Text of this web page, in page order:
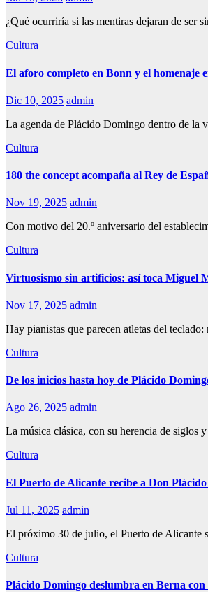
¿Qué ocurriría si las mentiras dejaran de ser
Cultura
El aforo completo en Bonn y el homenaje
Dic 10, 2025 admin
La agenda de Plácido Domingo dentro de la
Cultura
180 the concept acompaña al Rey de
Nov 19, 2025 admin
Con motivo del 20.º aniversario del
Cultura
Virtuosismo sin artificios: así toca Miguel
Nov 17, 2025 admin
Hay pianistas que parecen atletas del
Cultura
De los inicios hasta hoy de Plácido
Ago 26, 2025 admin
La música clásica, con su herencia de siglos
Cultura
El Puerto de Alicante recibe a Don
Jul 11, 2025 admin
El próximo 30 de julio, el Puerto de Alicante
Cultura
Plácido Domingo deslumbra en Berna